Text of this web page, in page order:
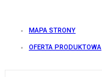
MAPA STRONY
OFERTA PRODUKTOWA